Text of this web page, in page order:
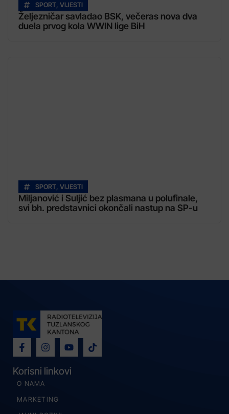
SPORT VIJESTI
Željezničar savladao BSK, večeras nova dva
duela prvog kola WWIN lige BiH
SPORT VIJESTI
Miljanović i Suljić bez plasmana u polufinale,
svi bh. predstavnici okončali nastup na SP-u
Korisni linkovi
O NAMA
MARKETING